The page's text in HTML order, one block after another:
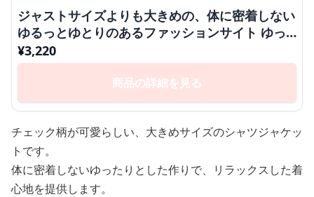
ジャストサイズよりも大きめの、体に密着しない
ゆるっとゆとりのあるファッションサイト ゆっ
たりチェック柄シャツジャケット
¥3,220
商品の詳細を見る
チェック柄が可愛らしい、大きめサイズのシャツジャケッ
トです。
体に密着しないゆったりとした作りで、リラックスした着
心地を提供します。